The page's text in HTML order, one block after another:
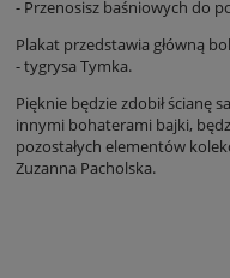
- Przenosisz baśniowych do
Plakat przedstawia główną
- tygrysa Tymka.
Pięknie będzie zdobił ścianę
innymi bohaterami bajki,
pozostałych elementów
Zuzanna Pacholska.